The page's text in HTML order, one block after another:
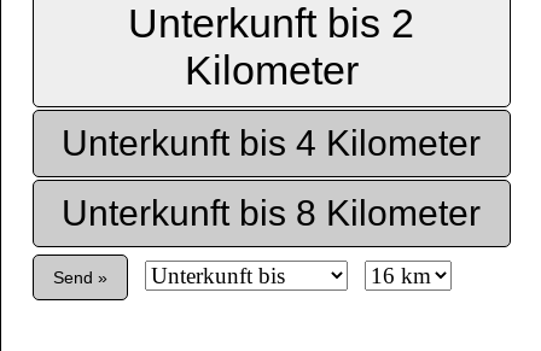
Unterkunft bis 2
Kilometer
Unterkunft bis 4 Kilometer
Unterkunft bis 8 Kilometer
Send »